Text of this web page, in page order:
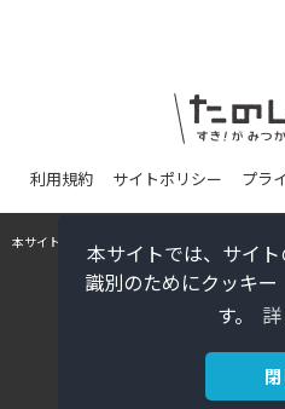
本サイトでは、サイ
識別のためにクッキ
す。
利用規約 サイトポリシー プラ
本サイトに掲載の記事・写真の無断転載を禁じ
条約により保護
©